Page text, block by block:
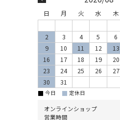
日 月 火 水 木
2
3 4 5 6
9
10 11 12 13
16
17 18 19 20
23
24 25 26 27
30
31
■ 今日 ■ 定休日
オンラインショップ
営業時間